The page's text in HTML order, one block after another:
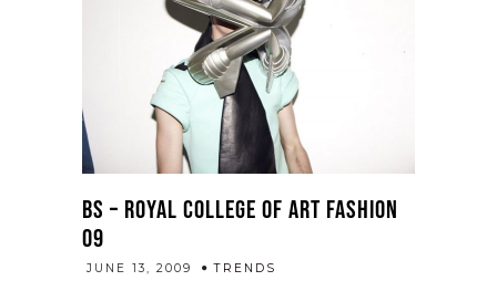
BS – ROYAL COLLEGE OF ART FASHION
09
JUNE 13, 2009 TRENDS